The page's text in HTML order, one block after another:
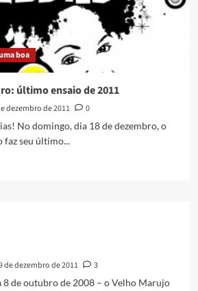
boa
último ensaio de 2011
dezembro de 2011
0
No domingo, dia 18 de dezembro, o
faz seu último...
de dezembro de 2011
3
de outubro de 2008 – o Velho Marujo